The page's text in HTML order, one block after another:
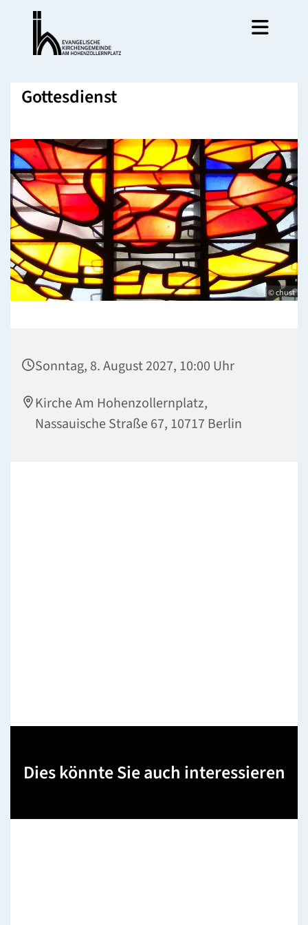
Gottesdienst
© chust
Sonntag, 8. August 2027, 10:00 Uhr
Kirche Am Hohenzollernplatz,
Nassauische Straße 67, 10717 Berlin
Dies könnte Sie auch interessieren